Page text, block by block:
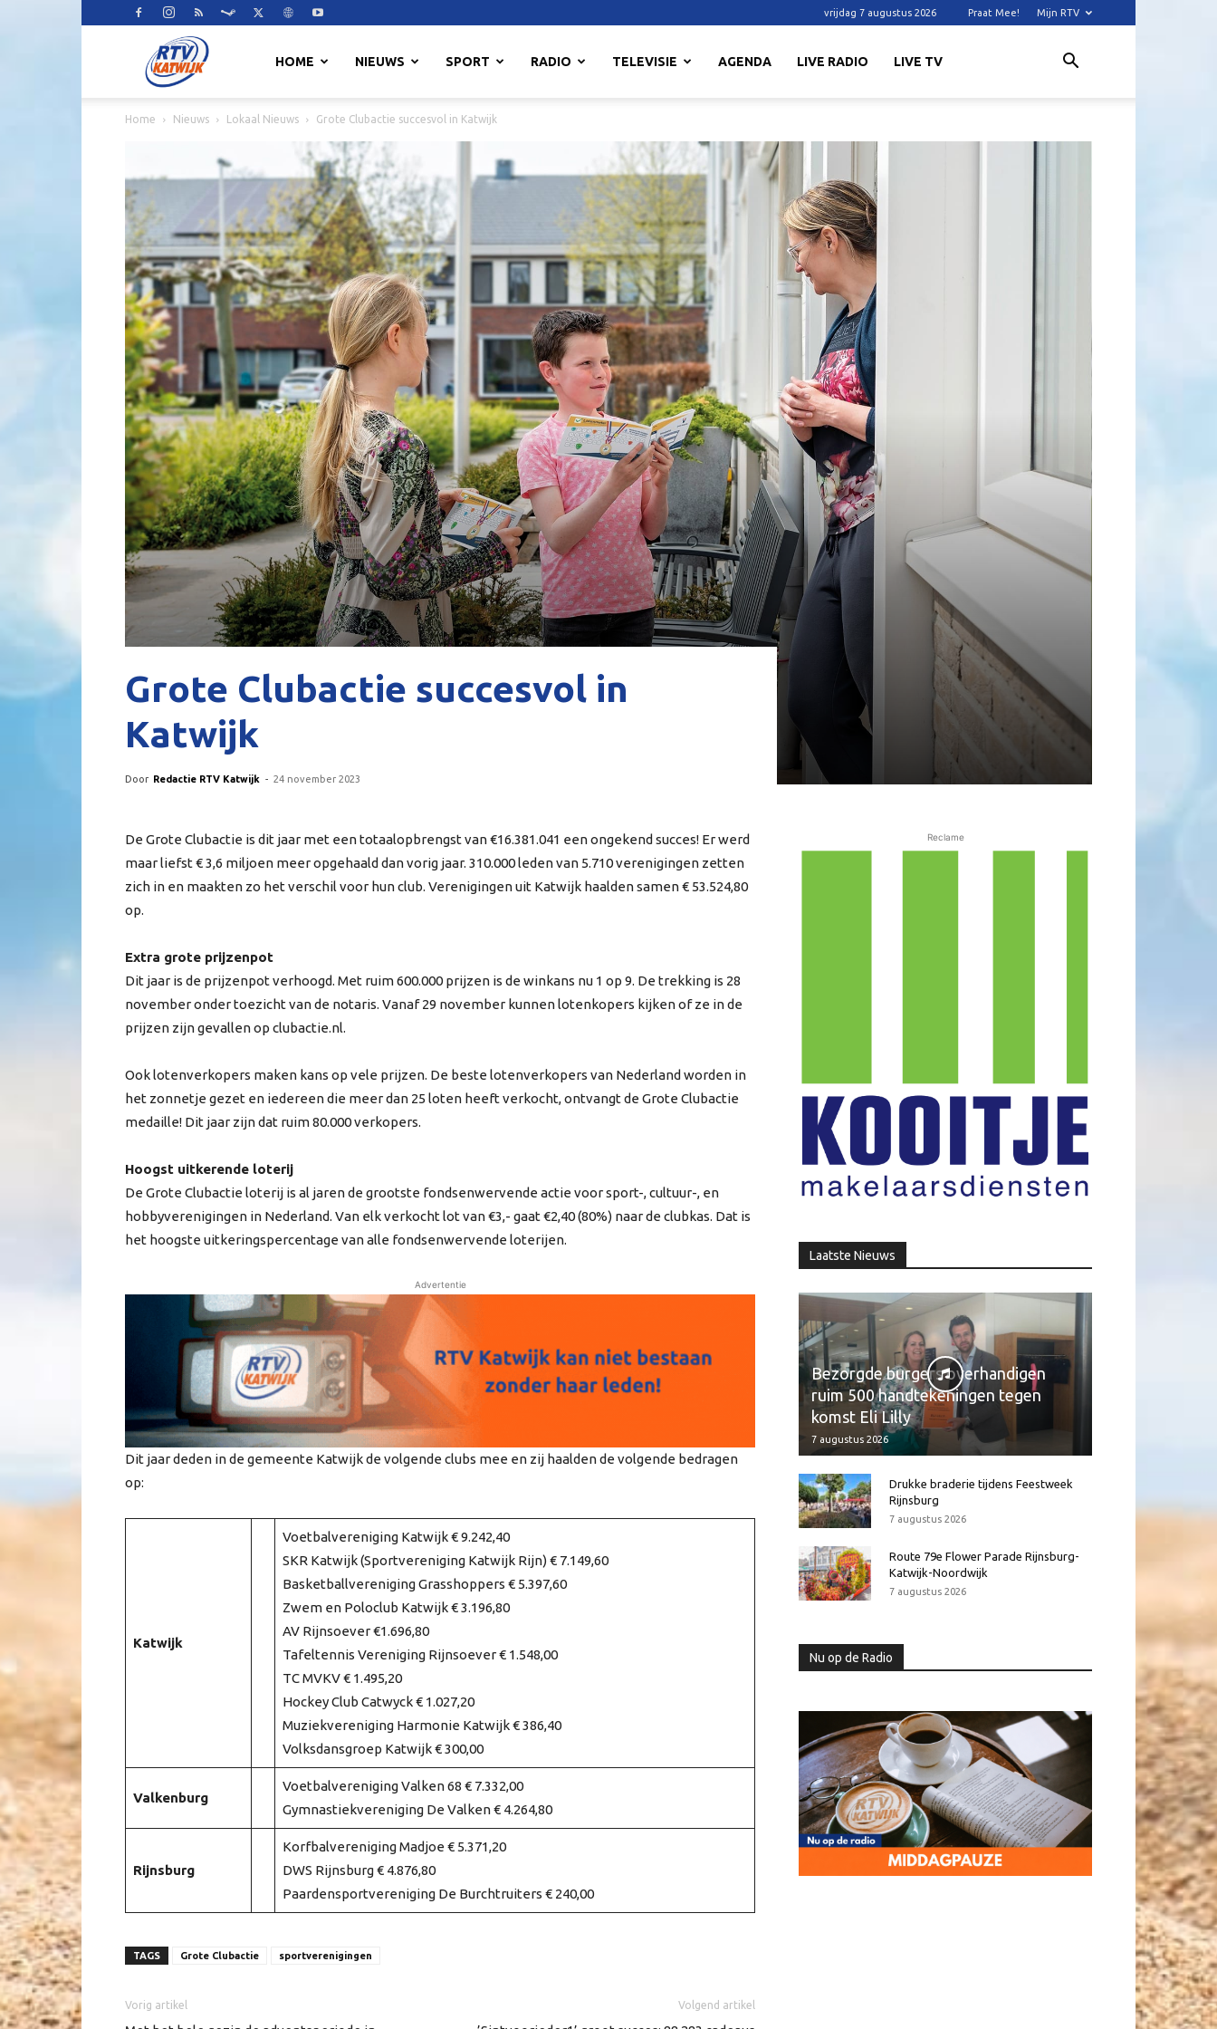
vrijdag 7 augustus 2026 Praat Mee! Mijn RTV
HOME NIEUWS SPORT RADIO TELEVISIE AGENDA LIVE RADIO LIVE TV
Home Nieuws Lokaal Nieuws Grote Clubactie succesvol in Katwijk
Grote Clubactie succesvol in
Katwijk
Door Redactie RTV Katwijk - 24 november 2023
De Grote Clubactie is dit jaar met een totaalopbrengst van €16.381.041 een ongekend succes! Er werd
maar liefst € 3,6 miljoen meer opgehaald dan vorig jaar. 310.000 leden van 5.710 verenigingen zetten
zich in en maakten zo het verschil voor hun club. Verenigingen uit Katwijk haalden samen € 53.524,80
op.
Extra grote prijzenpot
Dit jaar is de prijzenpot verhoogd. Met ruim 600.000 prijzen is de winkans nu 1 op 9. De trekking is 28
november onder toezicht van de notaris. Vanaf 29 november kunnen lotenkopers kijken of ze in de
prijzen zijn gevallen op clubactie.nl.
Ook lotenverkopers maken kans op vele prijzen. De beste lotenverkopers van Nederland worden in
het zonnetje gezet en iedereen die meer dan 25 loten heeft verkocht, ontvangt de Grote Clubactie
medaille! Dit jaar zijn dat ruim 80.000 verkopers.
Hoogst uitkerende loterij
De Grote Clubactie loterij is al jaren de grootste fondsenwervende actie voor sport-, cultuur-, en
hobbyverenigingen in Nederland. Van elk verkocht lot van €3,- gaat €2,40 (80%) naar de clubkas. Dat is
het hoogste uitkeringspercentage van alle fondsenwervende loterijen.
Advertentie
Dit jaar deden in de gemeente Katwijk de volgende clubs mee en zij haalden de volgende bedragen
op:
Katwijk
Voetbalvereniging Katwijk € 9.242,40
SKR Katwijk (Sportvereniging Katwijk Rijn) € 7.149,60
Basketballvereniging Grasshoppers € 5.397,60
Zwem en Poloclub Katwijk € 3.196,80
AV Rijnsoever €1.696,80
Tafeltennis Vereniging Rijnsoever € 1.548,00
TC MVKV € 1.495,20
Hockey Club Catwyck € 1.027,20
Muziekvereniging Harmonie Katwijk € 386,40
Volksdansgroep Katwijk € 300,00
Valkenburg
Voetbalvereniging Valken 68 € 7.332,00
Gymnastiekvereniging De Valken € 4.264,80
Rijnsburg
Korfbalvereniging Madjoe € 5.371,20
DWS Rijnsburg € 4.876,80
Paardensportvereniging De Burchtruiters € 240,00
TAGS Grote Clubactie sportverenigingen
Vorig artikel Volgend artikel
Reclame
Laatste Nieuws
Bezorgde burgers overhandigen
ruim 500 handtekeningen tegen
komst Eli Lilly
7 augustus 2026
Drukke braderie tijdens Feestweek
Rijnsburg
7 augustus 2026
Route 79e Flower Parade Rijnsburg-
Katwijk-Noordwijk
7 augustus 2026
Nu op de Radio